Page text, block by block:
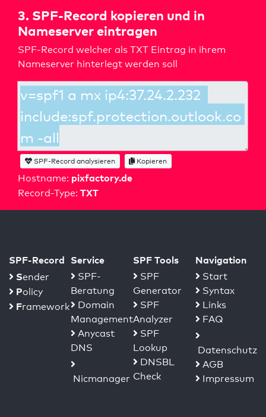
3. SPF-Record kopieren und in
Nameserver eintragen
SPF-Record welcher als TXT Eintrag in ihrem
Nameserver hinterlegt werden soll
Hostname: pixfactory.de
Record-Type: TXT
SPF-Record analysieren Kopieren
SPF-Record
Sender
Policy
Framework
Service
SPF-
Beratung
Domain
Management
Anycast
DNS
Nicmanager
SPF Tools
SPF
Generator
SPF
Analyzer
SPF
Lookup
DNSBL
Check
Navigation
Start
Syntax
Links
FAQ
Datenschutz
AGB
Impressum